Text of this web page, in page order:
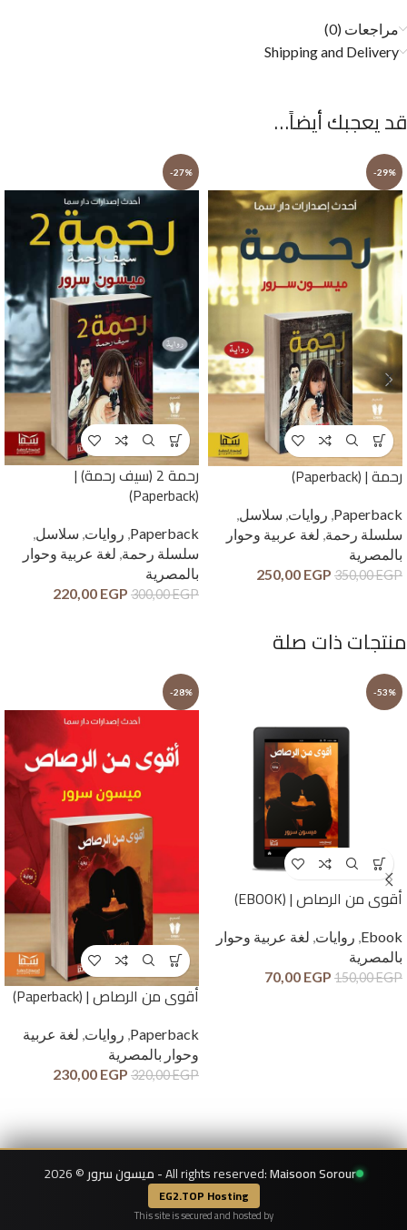
مراجعات (0)
Shipping and Delivery
قد يعجبك أيضاً…
-29%
رحمة | (Paperback)
Paperback روايات سلاسل
سلسلة رحمة لغة عربية وحوار
بالمصرية
350,00EGP
250,00 EGP
-27%
رحمة 2 (سيف رحمة) |
(Paperback)
Paperback
, روايات, سلاسل,
سلسلة رحمة, لغة عربية وحوار
بالمصرية
300,00EGP
220,00 EGP
منتجات ذات صلة
-53%
أقوى من الرصاص | (EBOOK)
Ebook
, روايات, لغة عربية وحوار
بالمصرية
150,00EGP
70,00 EGP
-28%
أقوى من الرصاص | (Paperback)
Paperback
, روايات, لغة عربية
وحوار بالمصرية
320,00EGP
230,00 EGP
All rights reserved:Maisoon Sorour - ميسون سرور © 2026
EG2.TOP Hosting
This site is secured and hosted by